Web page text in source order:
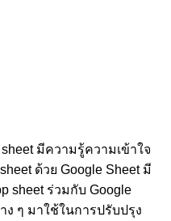
มีความรู้ความเข้าใจ
ด้วย Google Sheet มี
sheet ร่วมกับ Google
ง ๆ มาใช้ในการปรับปรุง